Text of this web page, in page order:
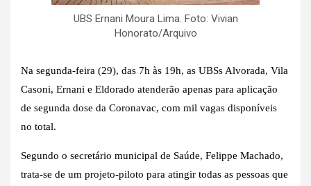
UBS Ernani Moura Lima. Foto: Vivian
Honorato/Arquivo
Na segunda-feira (29), das 7h às 19h, as UBSs Alvorada, Vila
Casoni, Ernani e Eldorado atenderão apenas para aplicação
de segunda dose da Coronavac, com mil vagas disponíveis
no total.
Segundo o secretário municipal de Saúde, Felippe Machado,
trata-se de um projeto-piloto para atingir todas as pessoas que